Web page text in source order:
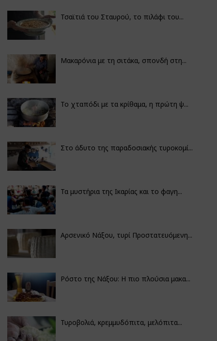
Τσαϊτιά του Σταυρού, το πιλάφι του...
Μακαρόνια με τη σιτάκα, σπονδή στη...
Το χταπόδι με τα κρίθαμα, η πρώτη ψ...
Στο άδυτο της παραδοσιακής τυροκομί...
Τα μυστήρια της Ικαρίας και το φαγη...
Αρσενικό Νάξου, τυρί Προστατευόμενη...
Ρόστο της Νάξου: Η πιο πλούσια μακα...
Τυροβολιά, κρεμμυδόπιτα, μελόπιτα...